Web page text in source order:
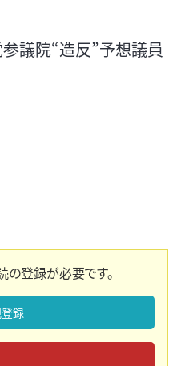
議院“造反”予想議員
登録が必要です。
録